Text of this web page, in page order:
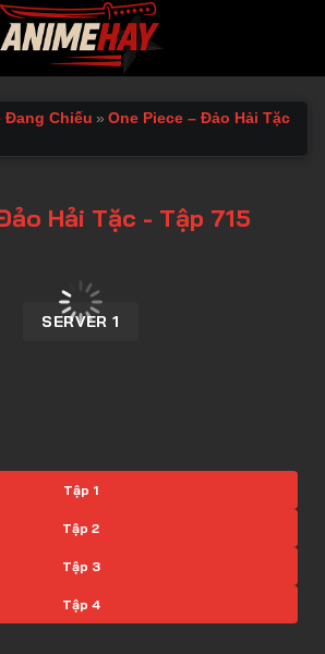
Đang Chiếu » One Piece – Đảo Hải Tặc
Hải Tặc - Tập 715
SERVER 1
Tập 1
Tập 2
Tập 3
Tập 4